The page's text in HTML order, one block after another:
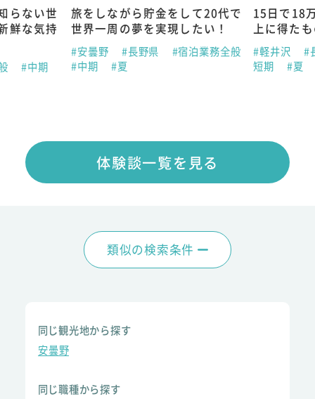
らない世
鮮な気持
#中期
旅をしながら貯金をして20代で
世界一周の夢を実現したい！
#安曇野 #長野県
#宿泊業務全般
#中期
#夏
15日で18
上に得た
#軽井沢
#
短期
#夏
体験談一覧を見る
類似の検索条件
同じ観光地から探す
安曇野
同じ職種から探す